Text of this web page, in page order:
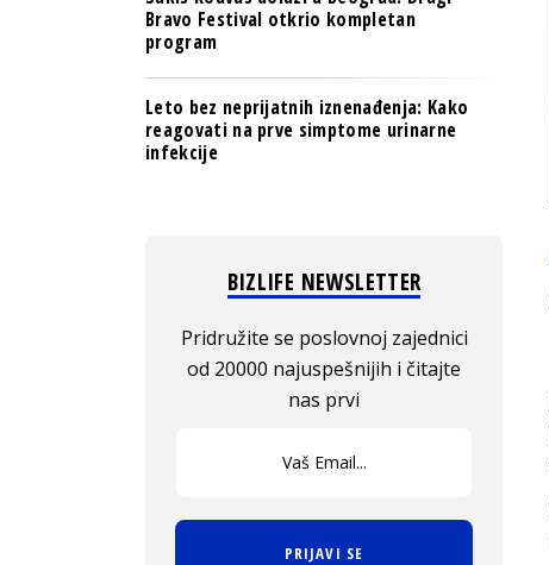
Bravo Festival otkrio kompletan
program
Leto bez neprijatnih iznenađenja: Kako
reagovati na prve simptome urinarne
infekcije
BIZLIFE NEWSLETTER
Pridružite se poslovnoj zajednici
od 20000 najuspešnijih i čitajte
nas prvi
PRIJAVI SE